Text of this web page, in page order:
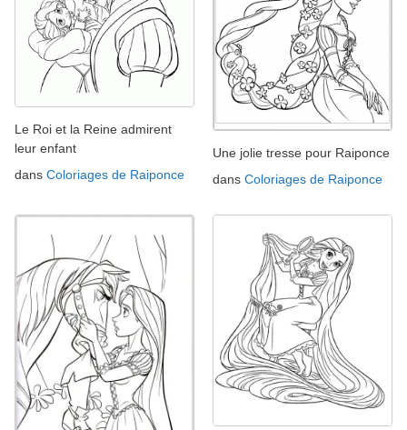
Le Roi et la Reine admirent
leur enfant
dans Coloriages de Raiponce
Une jolie tresse pour Raiponce
dans Coloriages de Raiponce